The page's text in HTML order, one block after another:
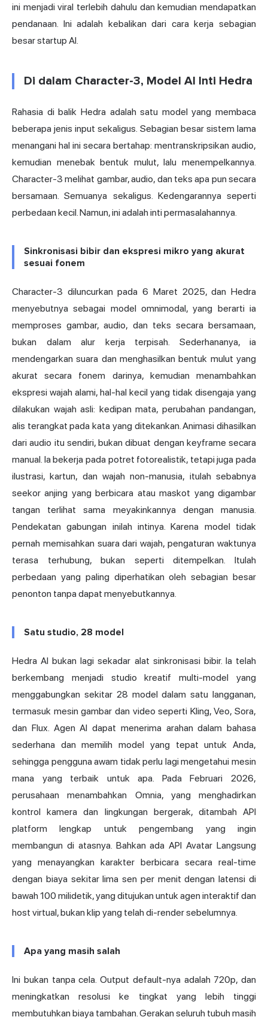
ini menjadi viral terlebih dahulu dan kemudian mendapatkan
pendanaan. Ini adalah kebalikan dari cara kerja sebagian
besar startup AI.
Di dalam Character-3, Model AI Inti Hedra
Rahasia di balik Hedra adalah satu model yang membaca
beberapa jenis input sekaligus. Sebagian besar sistem lama
menangani hal ini secara bertahap: mentranskripsikan audio,
kemudian menebak bentuk mulut, lalu menempelkannya.
Character-3 melihat gambar, audio, dan teks apa pun secara
bersamaan. Semuanya sekaligus. Kedengarannya seperti
perbedaan kecil. Namun, ini adalah inti permasalahannya.
Sinkronisasi bibir dan ekspresi mikro yang akurat
sesuai fonem
Character-3 diluncurkan pada 6 Maret 2025, dan Hedra
menyebutnya sebagai model omnimodal, yang berarti ia
memproses gambar, audio, dan teks secara bersamaan,
bukan dalam alur kerja terpisah. Sederhananya, ia
mendengarkan suara dan menghasilkan bentuk mulut yang
akurat secara fonem darinya, kemudian menambahkan
ekspresi wajah alami, hal-hal kecil yang tidak disengaja yang
dilakukan wajah asli: kedipan mata, perubahan pandangan,
alis terangkat pada kata yang ditekankan. Animasi dihasilkan
dari audio itu sendiri, bukan dibuat dengan keyframe secara
manual. Ia bekerja pada potret fotorealistik, tetapi juga pada
ilustrasi, kartun, dan wajah non-manusia, itulah sebabnya
seekor anjing yang berbicara atau maskot yang digambar
tangan terlihat sama meyakinkannya dengan manusia.
Pendekatan gabungan inilah intinya. Karena model tidak
pernah memisahkan suara dari wajah, pengaturan waktunya
terasa terhubung, bukan seperti ditempelkan. Itulah
perbedaan yang paling diperhatikan oleh sebagian besar
penonton tanpa dapat menyebutkannya.
Satu studio, 28 model
Hedra AI bukan lagi sekadar alat sinkronisasi bibir. Ia telah
berkembang menjadi studio kreatif multi-model yang
menggabungkan sekitar 28 model dalam satu langganan,
termasuk mesin gambar dan video seperti Kling, Veo, Sora,
dan Flux. Agen AI dapat menerima arahan dalam bahasa
sederhana dan memilih model yang tepat untuk Anda,
sehingga pengguna awam tidak perlu lagi mengetahui mesin
mana yang terbaik untuk apa. Pada Februari 2026,
perusahaan menambahkan Omnia, yang menghadirkan
kontrol kamera dan lingkungan bergerak, ditambah API
platform lengkap untuk pengembang yang ingin
membangun di atasnya. Bahkan ada API Avatar Langsung
yang menayangkan karakter berbicara secara real-time
dengan biaya sekitar lima sen per menit dengan latensi di
bawah 100 milidetik, yang ditujukan untuk agen interaktif dan
host virtual, bukan klip yang telah di-render sebelumnya.
Apa yang masih salah
Ini bukan tanpa cela. Output default-nya adalah 720p, dan
meningkatkan resolusi ke tingkat yang lebih tinggi
membutuhkan biaya tambahan. Gerakan seluruh tubuh masih